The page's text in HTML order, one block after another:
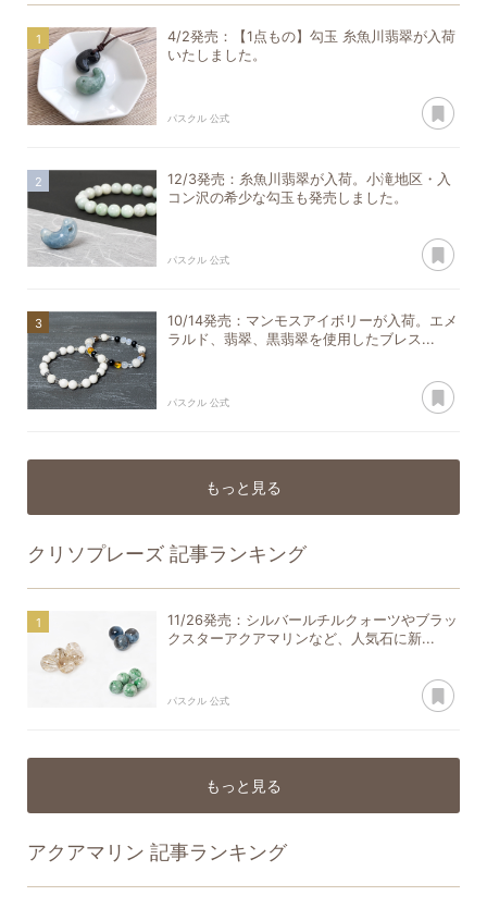
4/2発売：【1点もの】勾玉 糸魚川翡翠が入荷
いたしました。
パスクル 公式
12/3発売：糸魚川翡翠が入荷。小滝地区・入
コン沢の希少な勾玉も発売しました。
パスクル 公式
10/14発売：マンモスアイボリーが入荷。エメ
ラルド、翡翠、黒翡翠を使用したブレス...
パスクル 公式
もっと見る
クリソプレーズ 記事ランキング
11/26発売：シルバールチルクォーツやブラッ
クスターアクアマリンなど、人気石に新...
パスクル 公式
もっと見る
アクアマリン 記事ランキング